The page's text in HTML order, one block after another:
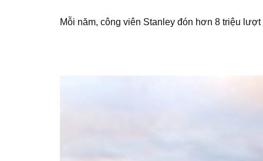
Mỗi năm, công viên Stanley đón hơn 8 triệu